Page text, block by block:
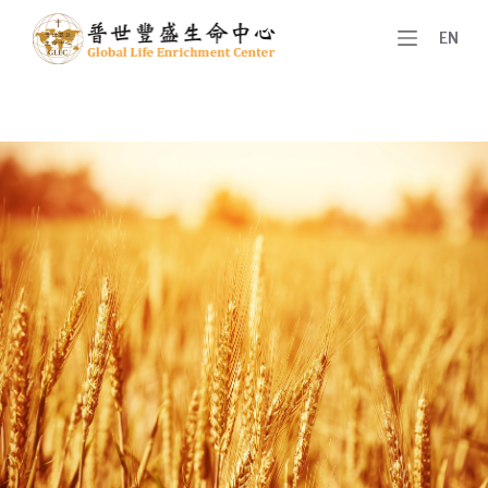
跳
至
內
容
EN